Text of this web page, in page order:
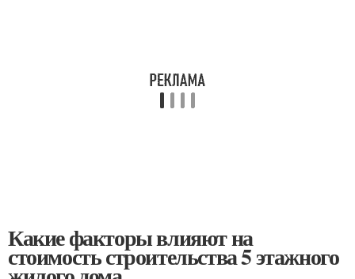
Какие факторы влияют на
стоимость строительства 5 этажного